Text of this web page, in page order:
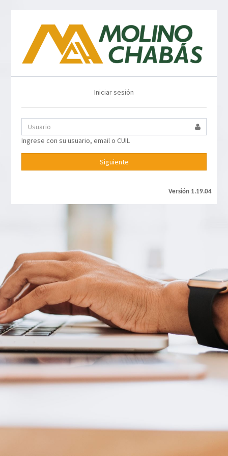
Iniciar sesión
Ingrese con su usuario, email o CUIL
Siguiente
Versión1.19.04